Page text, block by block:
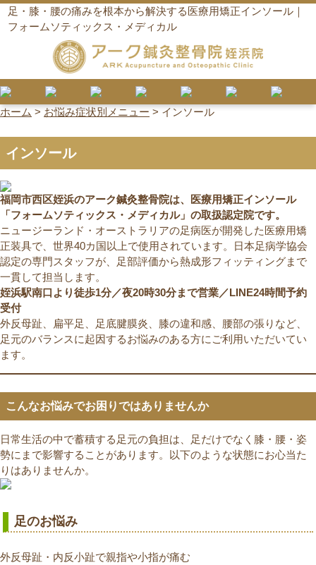
足・膝・腰の痛みを根本から解決する医療用矯正インソール｜
フォームソティックス・メディカル
ホーム > お悩み症状別メニュー > インソール
インソール
福岡市西区姪浜のアーク鍼灸整骨院は、医療用矯正インソール
「フォームソティックス・メディカル」の取扱認定院です。
ニュージーランド・オーストラリアの足病医が開発した医療用矯
正装具で、世界40カ国以上で使用されています。日本足病学協会
認定の専門スタッフが、足部評価から熱成形フィッティングまで
一貫して担当します。
姪浜駅南口より徒歩1分／夜20時30分まで営業／LINE24時間予約
受付
外反母趾、扁平足、足底腱膜炎、膝の違和感、腰部の張りなど、
足元のバランスに起因するお悩みのある方にご利用いただいてい
ます。
こんなお悩みでお困りではありませんか
日常生活の中で蓄積する足元の負担は、足だけでなく膝・腰・姿
勢にまで影響することがあります。以下のような状態にお心当た
りはありませんか。
足のお悩み
外反母趾・内反小趾で親指や小指が痛む